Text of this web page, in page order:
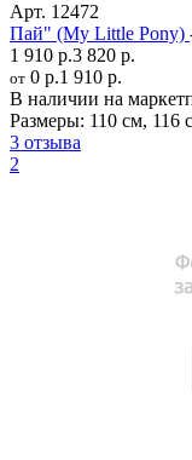
Арт. 12472
Пай" (My Little Pony)
1 910 р.3 820 р.
от 0 р.1 910 р.
В наличии на
Размеры: 110 см, 116
3 отзыва
2